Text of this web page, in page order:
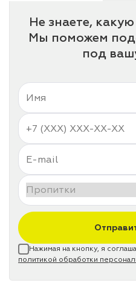
Не знаете,
Мы поможем
под
Нажимая на кнопку, я
политикой обработки